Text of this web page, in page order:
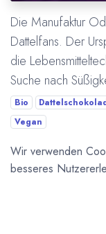
Die Manufaktur
Dattelfans. Der
die
Suche nach
Bio
Vegan
Mehr lesen
Wir verwenden
besseres